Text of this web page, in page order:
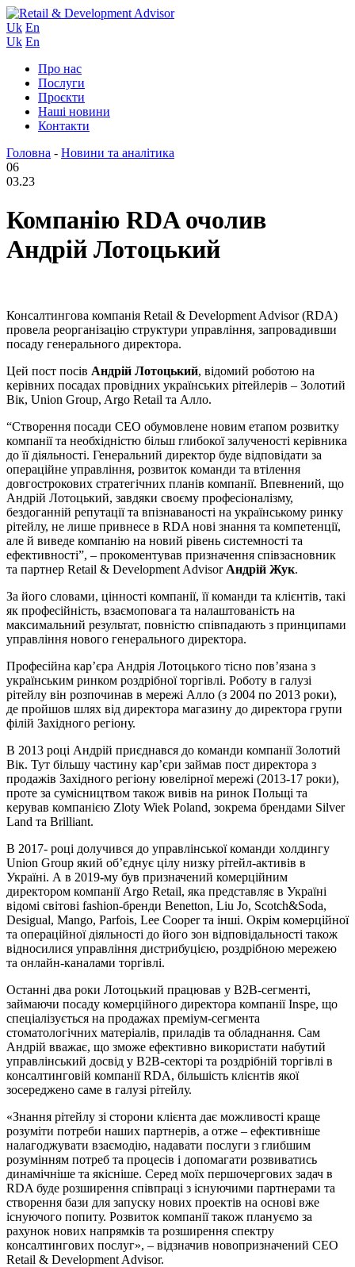
Uk En
Uk En
Про нас
Послуги
Проєкти
Наші новини
Контакти
Головна - Новини та аналітика
06
03.23
Компанію RDA очолив
Андрій Лотоцький
Консалтингова компанія Retail & Development Advisor (RDA)
провела реорганізацію структури управління, запровадивши
посаду генерального директора.
Цей пост посів Андрій Лотоцький, відомий роботою на
керівних посадах провідних українських рітейлерів – Золотий
Вік, Union Group, Argo Retail та Алло.
“Створення посади СЕО обумовлене новим етапом розвитку
компанії та необхідністю більш глибокої залученості керівника
до її діяльності. Генеральний директор буде відповідати за
операційне управління, розвиток команди та втілення
довгострокових стратегічних планів компанії. Впевнений, що
Андрій Лотоцький, завдяки своєму професіоналізму,
бездоганній репутації та впізнаваності на українському ринку
рітейлу, не лише привнесе в RDA нові знання та компетенції,
але й виведе компанію на новий рівень системності та
ефективності”, – прокоментував призначення співзасновник
та партнер Retail & Development Advisor Андрій Жук.
За його словами, цінності компанії, її команди та клієнтів, такі
як професійність, взаємоповага та налаштованість на
максимальний результат, повністю співпадають з принципами
управління нового генерального директора.
Професійна кар’єра Андрія Лотоцького тісно пов’язана з
українським ринком роздрібної торгівлі. Роботу в галузі
рітейлу він розпочинав в мережі Алло (з 2004 по 2013 роки),
де пройшов шлях від директора магазину до директора групи
філій Західного регіону.
В 2013 році Андрій приєднався до команди компанії Золотий
Вік. Тут більшу частину кар’єри займав пост директора з
продажів Західного регіону ювелірної мережі (2013-17 роки),
проте за сумісництвом також вивів на ринок Польщі та
керував компанією Zloty Wiek Poland, зокрема брендами Silver
Land та Brilliant.
В 2017- році долучився до управлінської команди холдингу
Union Group який об’єднує цілу низку рітейл-активів в
Україні. А в 2019-му був призначений комерційним
директором компанії Argo Retail, яка представляє в Україні
відомі світові fashion-бренди Benetton, Liu Jo, Scotch&Soda,
Desigual, Mango, Parfois, Lee Cooper та інші. Окрім комерційної
та операційної діяльності до його зон відповідальності також
відносилися управління дистрибуцією, роздрібною мережею
та онлайн-каналами торгівлі.
Останні два роки Лотоцький працював у B2B-сегменті,
займаючи посаду комерційного директора компанії Inspe, що
спеціалізується на продажах преміум-сегмента
стоматологічних матеріалів, приладів та обладнання. Сам
Андрій вважає, що зможе ефективно використати набутий
управлінський досвід у B2B-секторі та роздрібній торгівлі в
консалтинговій компанії RDA, більшість клієнтів якої
зосереджено саме в галузі рітейлу.
«Знання рітейлу зі сторони клієнта дає можливості краще
розуміти потреби наших партнерів, а отже – ефективніше
налагоджувати взаємодію, надавати послуги з глибшим
розумінням потреб та процесів і допомагати розвиватись
динамічніше та якісніше. Серед моїх першочергових задач в
RDA буде розширення співпраці з існуючими партнерами та
створення бази для запуску нових проектів на основі вже
існуючого попиту. Розвиток компанії також плануємо за
рахунок нових напрямків та розширення спектру
консалтингових послуг», – відзначив новопризначений СЕО
Retail & Development Advisor.